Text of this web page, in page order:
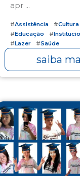
apr ...
#Assistência #Cultura
#Educação #
#Lazer #Saúde
saiba